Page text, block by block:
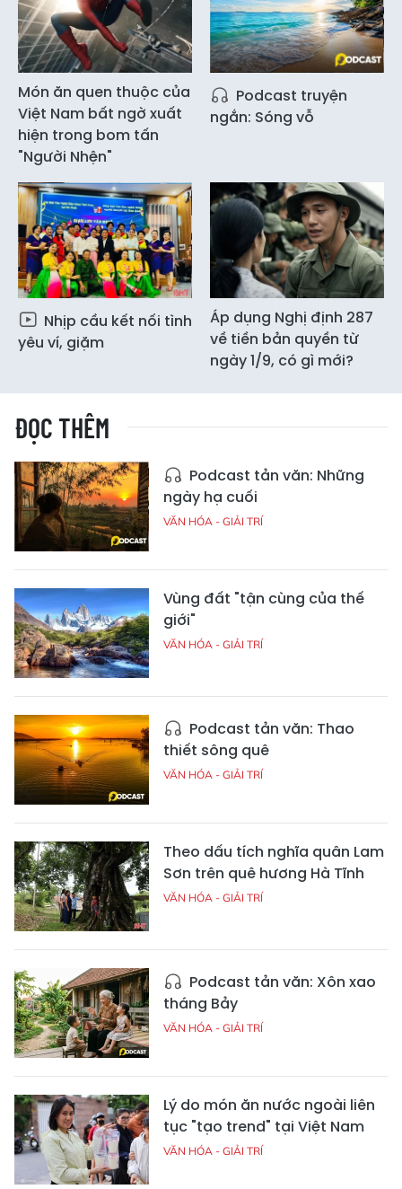
Món ăn quen thuộc của
Việt Nam bất ngờ xuất
hiện trong bom tấn
"Người Nhện"
Podcast truyện
ngắn: Sóng vỗ
Nhịp cầu kết nối tình
yêu ví, giặm
Áp dụng Nghị định 287
về tiền bản quyền từ
ngày 1/9, có gì mới?
ĐỌC THÊM
Podcast tản văn: Những
ngày hạ cuối
VĂN HÓA - GIẢI TRÍ
Vùng đất "tận cùng của thế
giới"
VĂN HÓA - GIẢI TRÍ
Podcast tản văn: Thao
thiết sông quê
VĂN HÓA - GIẢI TRÍ
Theo dấu tích nghĩa quân Lam
Sơn trên quê hương Hà Tĩnh
VĂN HÓA - GIẢI TRÍ
Podcast tản văn: Xôn xao
tháng Bảy
VĂN HÓA - GIẢI TRÍ
Lý do món ăn nước ngoài liên
tục "tạo trend" tại Việt Nam
VĂN HÓA - GIẢI TRÍ